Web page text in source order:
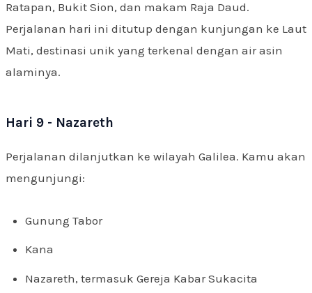
Ratapan, Bukit Sion, dan makam Raja Daud.
Perjalanan hari ini ditutup dengan kunjungan ke Laut
Mati, destinasi unik yang terkenal dengan air asin
alaminya.
Hari 9 - Nazareth
Perjalanan dilanjutkan ke wilayah Galilea. Kamu akan
mengunjungi:
Gunung Tabor
Kana
Nazareth, termasuk Gereja Kabar Sukacita